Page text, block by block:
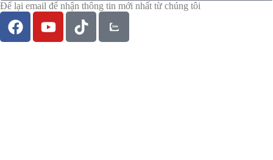
Để lại email để nhận thông tin mới nhất từ chúng tôi